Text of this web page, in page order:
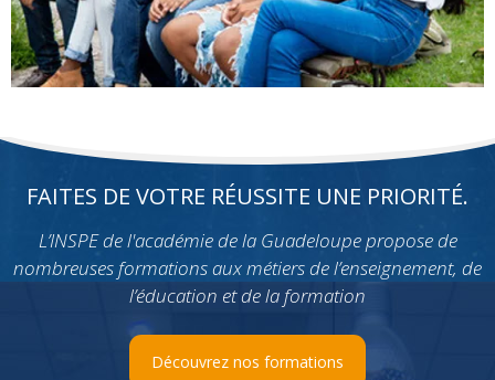
FAITES DE VOTRE RÉUSSITE UNE PRIORITÉ.
L’INSPE de l'académie de la Guadeloupe propose de
nombreuses formations aux métiers de l’enseignement, de
l’éducation et de la formation
Découvrez nos formations